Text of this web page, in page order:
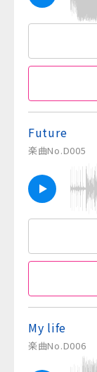
Future
楽曲No.D005
My life
楽曲No.D006